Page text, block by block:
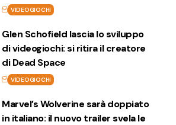
VIDEOGIOCHI
Glen Schofield lascia lo sviluppo
di videogiochi: si ritira il creatore
di Dead Space
VIDEOGIOCHI
Marvel’s Wolverine sarà doppiato
in italiano: il nuovo trailer svela le